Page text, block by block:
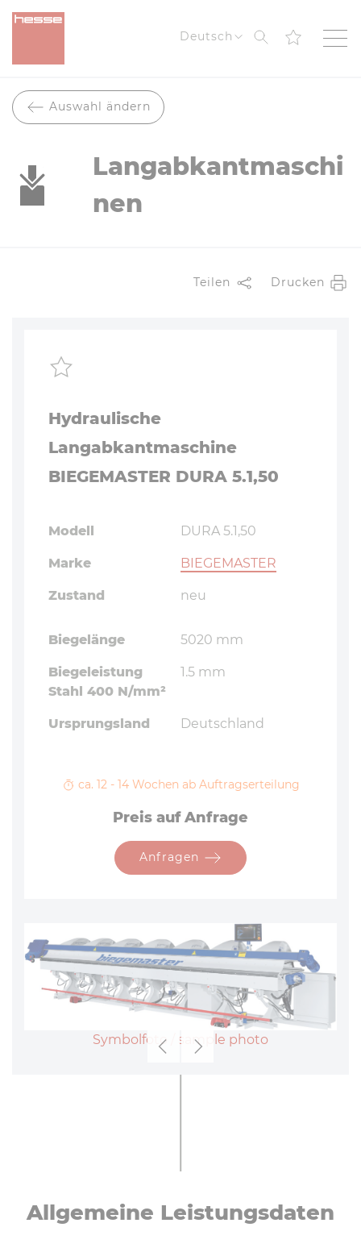
Deutsch Suche
Auswahl ändern
Langabkantmaschi
nen
Teilen Drucken
Symbolfoto / sample photo
ZurückWeiter
Hydraulische
Langabkantmaschine
BIEGEMASTER DURA 5.1,50
Modell DURA 5.1,50
Marke BIEGEMASTER
Zustand neu
Biegelänge 5020 mm
Biegeleistung
Stahl 400 N/mm²
1.5 mm
Ursprungsland Deutschland
ca. 12 - 14 Wochen ab Auftragserteilung
Preis auf Anfrage
Anfragen
All­ge­mei­ne Leis­tungs­da­ten